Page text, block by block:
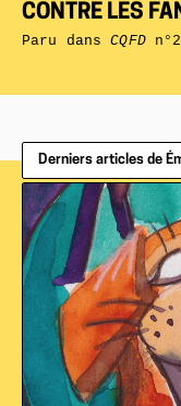
CONTRE LES
Paru dansCQFD
Derniers articles de